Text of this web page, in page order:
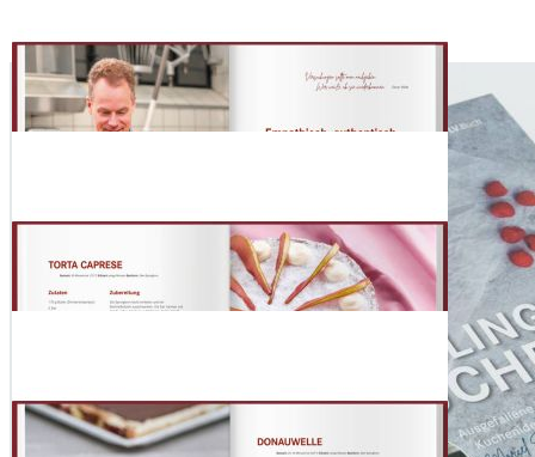
Zum Warenkorb hinzufügen
Zur Wunschliste hinzufügen
Sofort lieferbar
Lassen Sie sich von Meisterkonditor Marcel Seeger und dem
beliebten WDR-Backbuch "Meine Lieblingskuchen" zu neuen
Backabenteuern inspirieren. Dieses Buch ist eine wahre Schatzkiste
voller ausgefallener Tortenrezepte, die Sie ganz einfach selbst zu
Hause nachbacken können. Tauchen Sie ein in die Welt der süßen
Verführungen und entdecken Sie die leckeren Kuchenideen aus der
beliebten WDR-Sendung "Hier und heute".
Beschreibung
Die besten Tortenrezepte aus der WDR- Sendung “Hier und heute”
- einfach Zuhause nachbacken
Jeden Freitag Nachmittag beglückt Konditor Marcel Seeger die
Zuschauer der WDR-Show “Hier und heute” mit besonderen
Kuchen- und Tortenkreationen. Der sympathische Niederrheiner
weiß, wie man klassische Torten in unwiderstehliche Kunstwerke
verwandelt.